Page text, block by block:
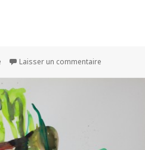
Laisser un commentaire